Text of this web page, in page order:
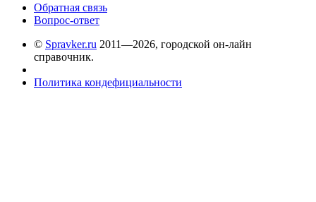
Обратная связь
Вопрос-ответ
© Spravker.ru 2011—2026, городской он-лайн
справочник.
Политика кондефициальности